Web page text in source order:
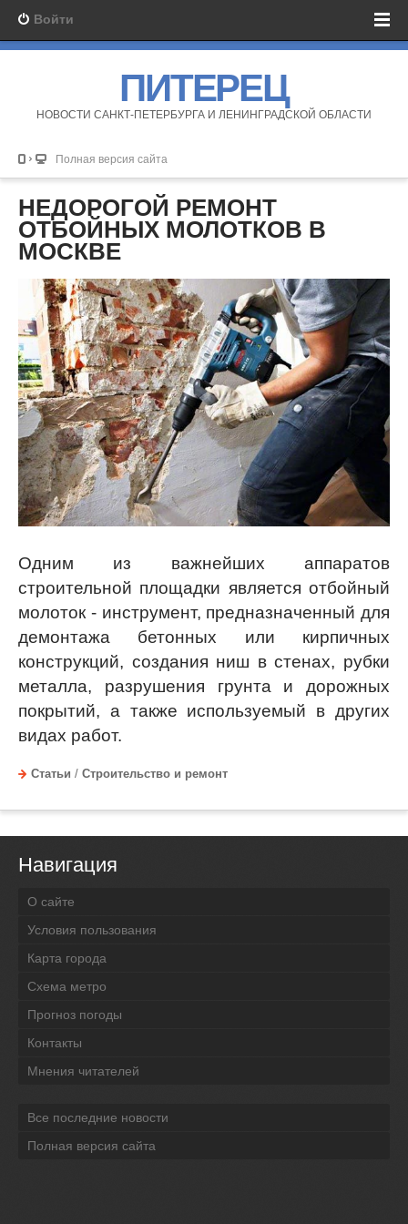
Войти
ПИТЕРЕЦ
НОВОСТИ САНКТ-ПЕТЕРБУРГА И ЛЕНИНГРАДСКОЙ ОБЛАСТИ
Полная версия сайта
НЕДОРОГОЙ РЕМОНТ
ОТБОЙНЫХ МОЛОТКОВ В
МОСКВЕ
Одним из важнейших аппаратов
строительной площадки является отбойный
молоток - инструмент, предназначенный для
демонтажа бетонных или кирпичных
конструкций, создания ниш в стенах, рубки
металла, разрушения грунта и дорожных
покрытий, а также используемый в других
видах работ.
Статьи / Строительство и ремонт
Навигация
О сайте
Условия пользования
Карта города
Схема метро
Прогноз погоды
Контакты
Мнения читателей
Все последние новости
Полная версия сайта